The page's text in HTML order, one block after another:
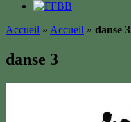
Accueil » Accueil » danse 3
danse 3